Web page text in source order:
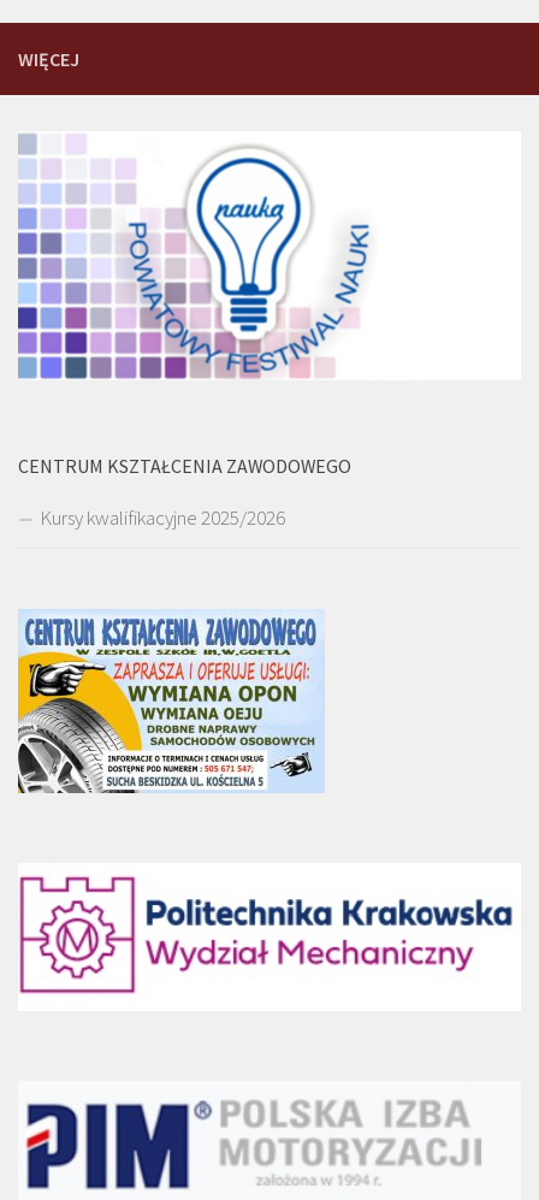
WIĘCEJ
CENTRUM KSZTAŁCENIA ZAWODOWEGO
Kursy kwalifikacyjne 2025/2026